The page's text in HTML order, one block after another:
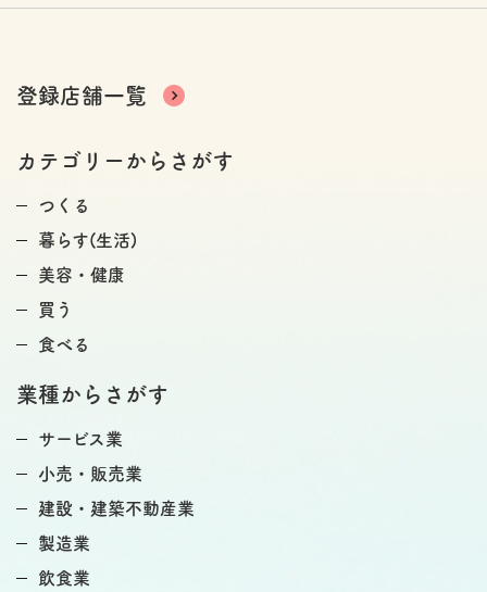
登録店舗一覧
カテゴリーからさがす
つくる
暮らす(生活)
美容・健康
買う
食べる
業種からさがす
サービス業
小売・販売業
建設・建築不動産業
製造業
飲食業